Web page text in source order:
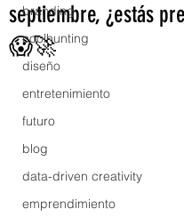
branding
coolhunting
diseño
entretenimiento
futuro
blog
data-driven creativity
emprendimiento
septiembre, ¿estás
😱🚀